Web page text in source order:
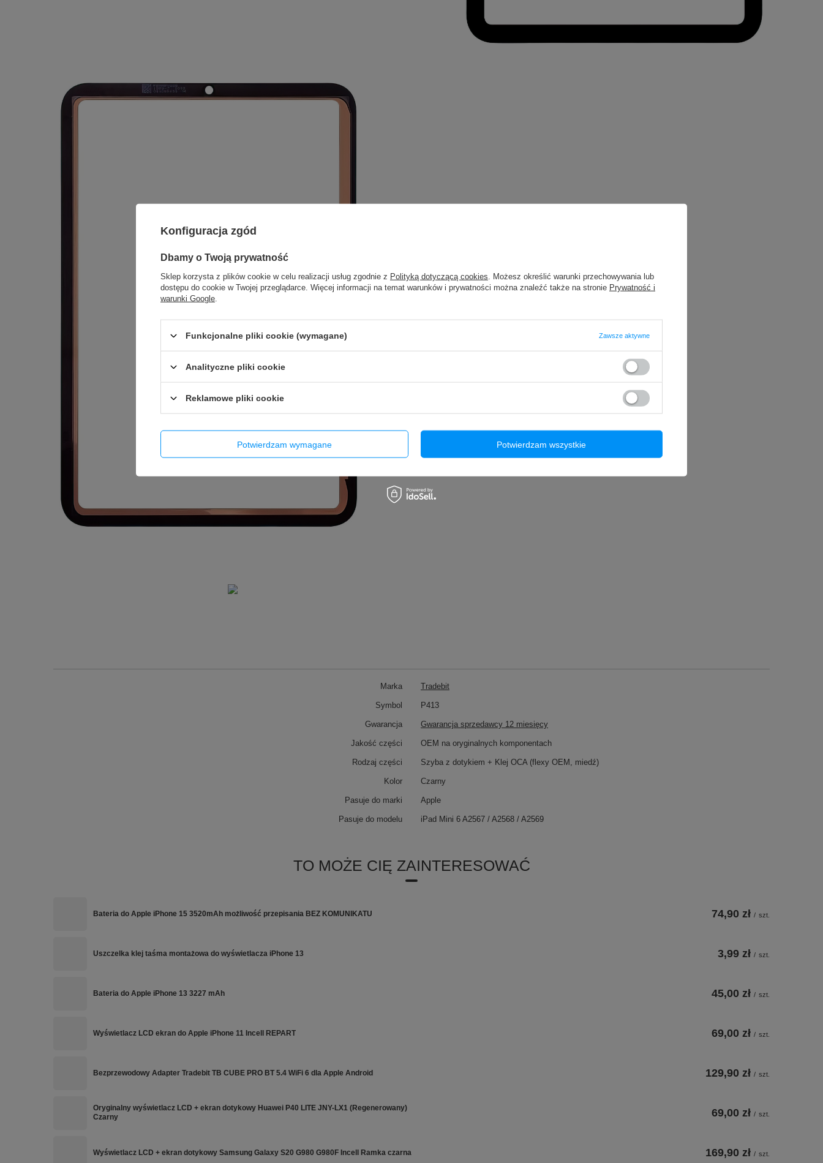
Marka Tradebit
Symbol P413
Gwarancja Gwarancja sprzedawcy 12 miesięcy
Jakość części OEM na oryginalnych komponentach
Rodzaj części Szyba z dotykiem + Klej OCA (flexy OEM, miedź)
Kolor Czarny
Pasuje do marki Apple
Pasuje do modelu iPad Mini 6 A2567 / A2568 / A2569
TO MOŻE CIĘ ZAINTERESOWAĆ
Bateria do Apple iPhone 15 3520mAh możliwość przepisania BEZ KOMUNIKATU 74,90 zł / szt.
Uszczelka klej taśma montażowa do wyświetlacza iPhone 13 3,99 zł / szt.
Bateria do Apple iPhone 13 3227 mAh 45,00 zł / szt.
Wyświetlacz LCD ekran do Apple iPhone 11 Incell REPART 69,00 zł / szt.
Bezprzewodowy Adapter Tradebit TB CUBE PRO BT 5.4 WiFi 6 dla Apple Android 129,90 zł / szt.
Oryginalny wyświetlacz LCD + ekran dotykowy Huawei P40 LITE JNY-LX1 (Regenerowany)
Czarny
69,00 zł / szt.
Wyświetlacz LCD + ekran dotykowy Samsung Galaxy S20 G980 G980F Incell Ramka czarna 169,90 zł / szt.
Konfiguracja zgód
Dbamy o Twoją prywatność
Sklep korzysta z plików cookie w celu realizacji usług zgodnie z Polityką dotyczącą cookies . Możesz określić warunki przechowywania lub
dostępu do cookie w Twojej przeglądarce. Więcej informacji na temat warunków i prywatności można znaleźć także na stronie Prywatność i
warunki Google
Funkcjonalne pliki cookie (wymagane) Zawsze aktywne
Analityczne pliki cookie
Reklamowe pliki cookie
Potwierdzam wymagane Potwierdzam wszystkie